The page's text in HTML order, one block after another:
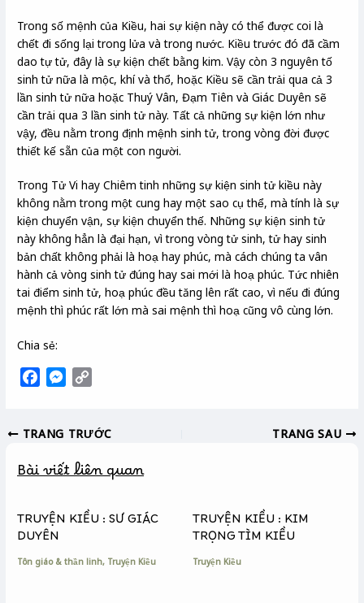
Trong số mệnh của Kiều, hai sự kiện này có thể được coi là
chết đi sống lại trong lửa và trong nước. Kiều trước đó đã cầm
dao tự tử, đây là sự kiện chết bằng kim. Vậy còn 3 nguyên tố
sinh tử nữa là mộc, khí và thổ, hoặc Kiều sẽ cần trải qua cả 3
lần sinh tử nữa hoặc Thuý Vân, Đạm Tiên và Giác Duyên sẽ
cần trải qua 3 lần sinh tử này. Tất cả những sự kiện lớn như
vậy, đều nằm trong định mệnh sinh tử, trong vòng đời được
thiết kế sẵn của một con người.
Trong Tử Vi hay Chiêm tinh những sự kiện sinh tử kiều này
không nằm trong một cung hay một sao cụ thể, mà tính là sự
kiện chuyển vận, sự kiện chuyển thế. Những sự kiện sinh tử
này không hẳn là đại hạn, vì trong vòng tử sinh, tử hay sinh
bản chất không phải là hoạ hay phúc, mà cách chúng ta vân
hành cả vòng sinh tử đúng hay sai mới là hoạ phúc. Tức nhiên
tai điểm sinh tử, hoạ phúc đều tăng lên rất cao, vì nếu đi đúng
mệnh thì phúc rất lớn mà sai mệnh thì hoạ cũng vô cùng lớn.
Chia sẻ:
e
o
k
M
s
n
e
y
i
k
TRANG TRƯỚC TRANG SAU
Bài viết liên quan
TRUYỆN KIỀU : SƯ GIÁC
DUYÊN
Tôn giáo & thần linh, Truyện Kiều
TRUYỆN KIỀU : KIM
TRỌNG TÌM KIỀU
Truyện Kiều